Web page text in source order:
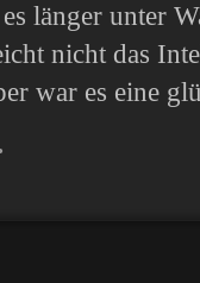
länger unter
nicht das
war es eine